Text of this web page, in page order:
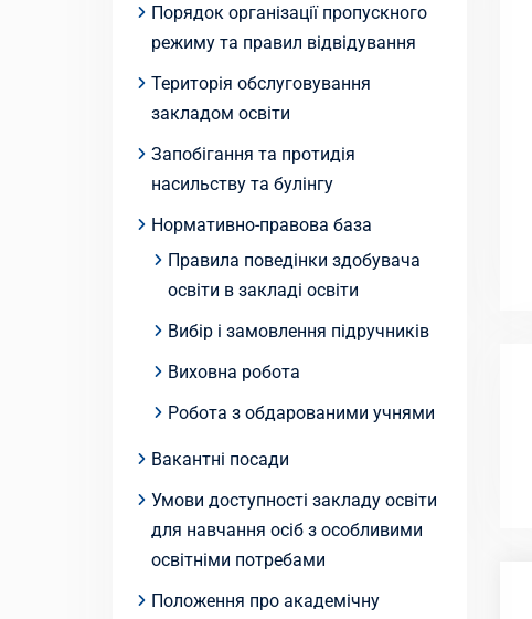
Порядок організації пропускного
режиму та правил відвідування
Територія обслуговування
закладом освіти
Запобігання та протидія
насильству та булінгу
Нормативно-правова база
Правила поведінки здобувача
освіти в закладі освіти
Вибір і замовлення підручників
Виховна робота
Робота з обдарованими учнями
Вакантні посади
Умови доступності закладу освіти
для навчання осіб з особливими
освітніми потребами
Положення про академічну